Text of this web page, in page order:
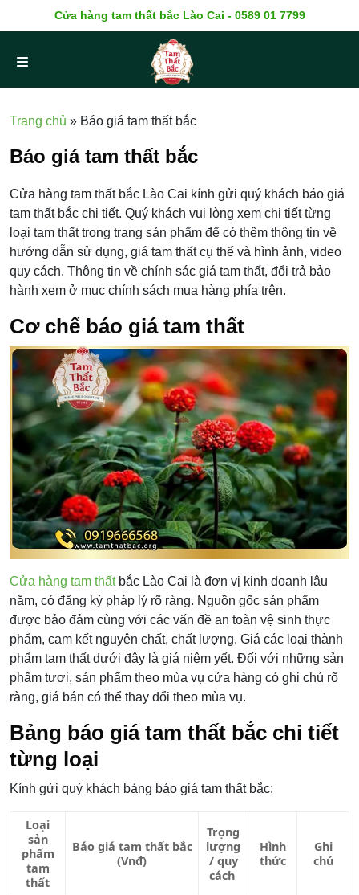
Cửa hàng tam thất bắc Lào Cai - 0589 01 7799
Trang chủ » Báo giá tam thất bắc
Báo giá tam thất bắc
Cửa hàng tam thất bắc Lào Cai kính gửi quý khách báo giá
tam thất bắc chi tiết. Quý khách vui lòng xem chi tiết từng
loại tam thất trong trang sản phẩm để có thêm thông tin về
hướng dẫn sử dụng, giá tam thất cụ thể và hình ảnh, video
quy cách. Thông tin về chính sác giá tam thất, đổi trả bảo
hành xem ở mục chính sách mua hàng phía trên.
Cơ chế báo giá tam thất
Cửa hàng tam thấtbắc Lào Cai là đơn vị kinh doanh lâu
năm, có đăng ký pháp lý rõ ràng. Nguồn gốc sản phẩm
được bảo đảm cùng với các vấn đề an toàn vệ sinh thực
phẩm, cam kết nguyên chất, chất lượng. Giá các loại thành
phẩm tam thất dưới đây là giá niêm yết. Đối với những sản
phẩm tươi, sản phẩm theo mùa vụ cửa hàng có ghi chú rõ
ràng, giá bán có thể thay đổi theo mùa vụ.
Bảng báo giá tam thất bắc chi tiết
từng loại
Kính gửi quý khách bảng báo giá tam thất bắc:
Loại
sản
phẩm
tam
thất
Báo giá tam thất bắc
(Vnđ)
Trọng
lượng
/ quy
cách
Hình
thức
Ghi
chú